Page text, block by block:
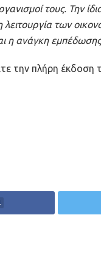
τους. Την
των
η ανάγκη εμπέδωσης
την πλήρη έκδοση